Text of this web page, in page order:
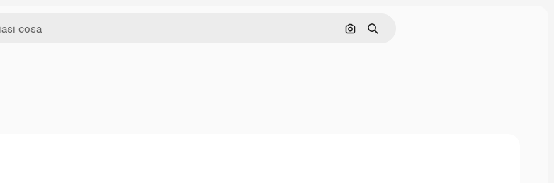
Cerca per immagine
Ricerca